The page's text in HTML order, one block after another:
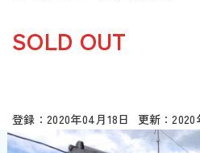
SOLD OUT
2020年04月18日 2020